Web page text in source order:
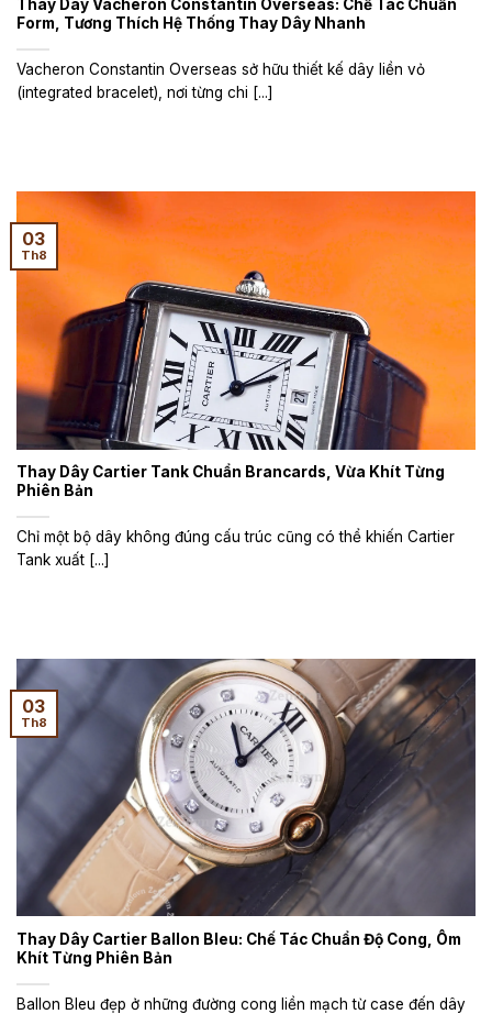
Thay Dây Vacheron Constantin Overseas: Chế Tác Chuẩn
Form, Tương Thích Hệ Thống Thay Dây Nhanh
Vacheron Constantin Overseas sở hữu thiết kế dây liền vỏ
(integrated bracelet), nơi từng chi [...]
Thay Dây Cartier Tank Chuẩn Brancards, Vừa Khít Từng
Phiên Bản
Chỉ một bộ dây không đúng cấu trúc cũng có thể khiến Cartier
Tank xuất [...]
03
Th8
Thay Dây Cartier Ballon Bleu: Chế Tác Chuẩn Độ Cong, Ôm
Khít Từng Phiên Bản
Ballon Bleu đẹp ở những đường cong liền mạch từ case đến dây
03
Th8